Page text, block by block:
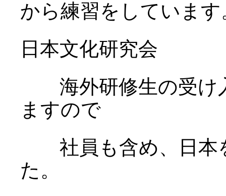
から練習をしています
日本文化研究会
海外研修生の受け
ますので
社員も含め、日本
た。